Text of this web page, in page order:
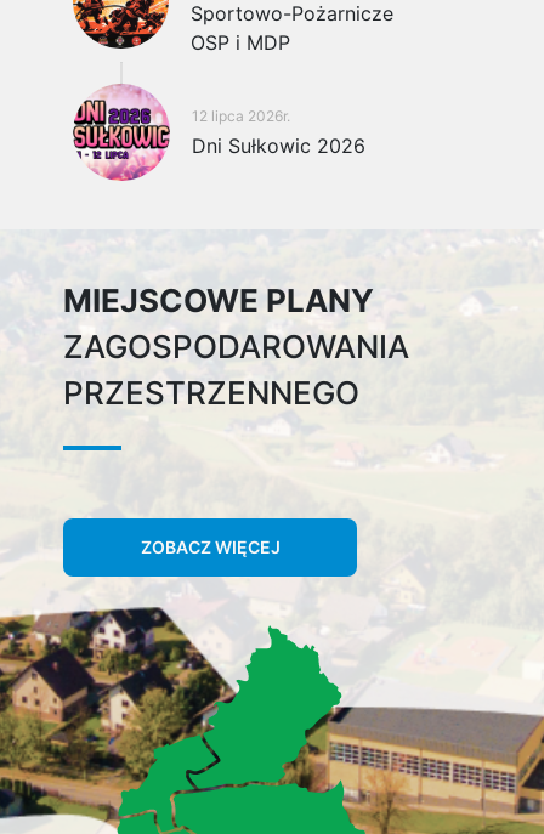
Sportowo-Pożarnicze
OSP i MDP
12 lipca 2026r.
Dni Sułkowic 2026
MIEJSCOWE PLANY
ZAGOSPODAROWANIA
PRZESTRZENNEGO
ZOBACZ WIĘCEJ